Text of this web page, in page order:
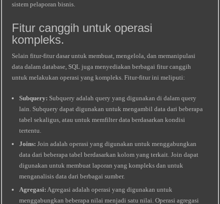
sistem pelaporan bisnis.
Fitur canggih untuk operasi
kompleks.
Selain fitur-fitur dasar untuk membuat, mengelola, dan memanipulasi
data dalam database, SQL juga menyediakan berbagai fitur canggih
untuk melakukan operasi yang kompleks. Fitur-fitur ini meliputi:
Subquery: Subquery adalah query yang digunakan di dalam query
lain. Subquery dapat digunakan untuk mengambil data dari beberapa
tabel sekaligus, atau untuk memfilter data berdasarkan kondisi
tertentu.
Joins: Join adalah operasi yang digunakan untuk menggabungkan
data dari beberapa tabel berdasarkan kolom yang terkait. Join dapat
digunakan untuk membuat laporan yang kompleks dan untuk
menganalisis data dari berbagai sumber.
Agregasi: Agregasi adalah operasi yang digunakan untuk
menggabungkan beberapa nilai menjadi satu nilai. Operasi agregasi